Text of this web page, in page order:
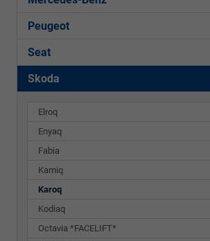
Peugeot
Seat
Skoda
Elroq
Enyaq
Fabia
Kamiq
Karoq
Kodiaq
Octavia *FACELIFT*